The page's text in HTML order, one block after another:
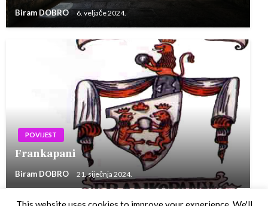
Biram DOBRO 6. veljače 2024.
POVIJEST
Frankapani
Biram DOBRO 21. siječnja 2024.